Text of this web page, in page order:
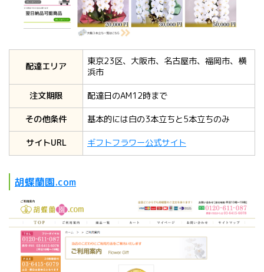
配達エリア
東京23区、大阪市、名古屋市、福岡市、横
浜市
注文期限
配達日のAM12時まで
その他条件
基本的には白の3本立ちと5本立ちのみ
サイトURL
ギフトフラワー公式サイト
胡蝶蘭園.com